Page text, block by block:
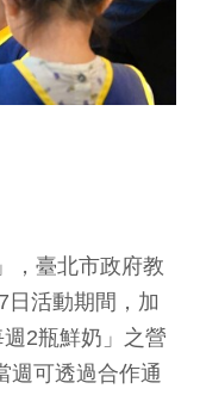
，臺北市政府教
日活動期間，加
2瓶鮮奶」之營
週可透過合作通